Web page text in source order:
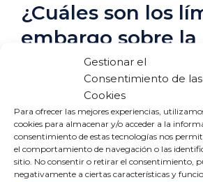
Gestionar el
Consentimiento de las
Cookies
Para ofrecer las mejores experiencias,
cookies para almacenar y/o acceder a la
consentimiento de estas tecnologías nos
el comportamiento de navegación o las
sitio. No consentir o retirar el consentimiento,
negativamente a ciertas características y
¿Cuáles son los
embargo sobre la
pensión?
La Ley de Enjuiciamiento Civil
tramos específicos sobre
embargarse:
Hasta 1 vez el SMI: